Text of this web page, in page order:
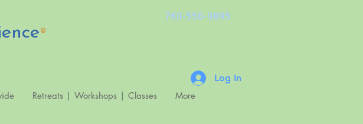
®
760-550-9895
Retreats | Workshops | Classes More
Log In